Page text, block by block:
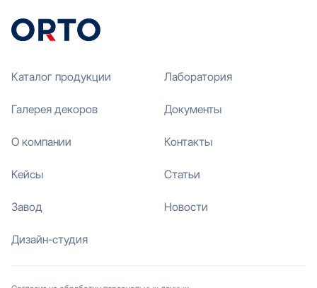
Каталог продукции
Галерея декоров
О компании
Кейсы
Завод
Дизайн-студия
Лаборатория
Документы
Контакты
Статьи
Новости